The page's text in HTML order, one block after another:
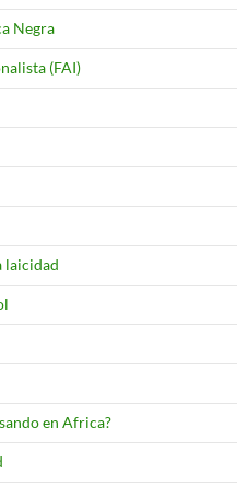
Negra
(FAI)
laicidad
en Africa?